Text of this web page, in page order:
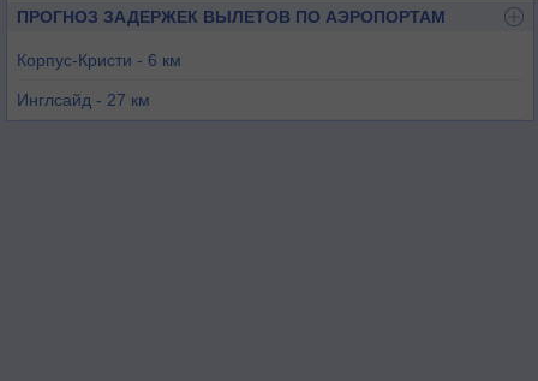
ПРОГНОЗ ЗАДЕРЖЕК ВЫЛЕТОВ ПО АЭРОПОРТАМ
Корпус-Кристи - 6 км
Инглсайд - 27 км